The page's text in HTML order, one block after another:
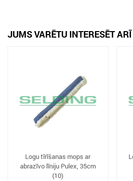
JUMS VARĒTU INTERESĒT
Logu tīrīšanas mops ar
abrazīvo līniju Pulex, 35cm
(10)